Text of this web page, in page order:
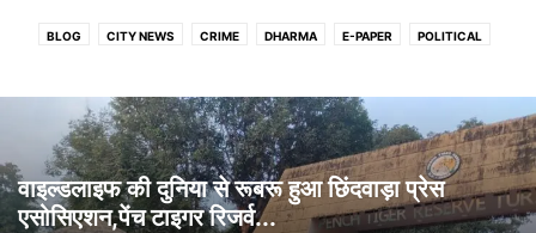
BLOG CITY NEWS CRIME DHARMA E-PAPER POLITICAL
वाइल्डलाइफ की दुनिया से रूबरू हुआ छिंदवाड़ा प्रेस
एसोसिएशन,पेंच टाइगर रिजर्व...